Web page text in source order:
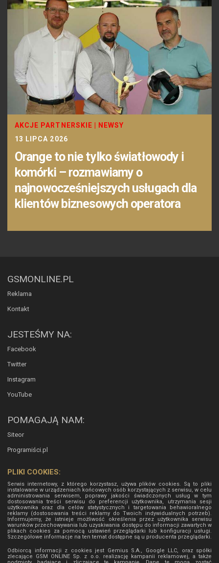
AKCJE PARTNERSKIE
NEWSY
13 LIPCA 2026
Orange to nie tylko światłowody i
komórki – rozmawiamy o
najnowocześniejszych usługach dla
klientów biznesowych operatora
GSMONLINE.PL
Reklama
Kontakt
JESTEŚMY NA:
Facebook
Twitter
Instagram
YouTube
POMAGAJĄ NAM:
Siteor
Programiści.pl
PLIKI COOKIES:
Serwis internetowy, z którego korzystasz, używa plików cookies. Są to pliki
instalowane w urządzeniach końcowych osób korzystających z serwisu, w celu
administrowania serwisem, poprawy jakości świadczonych usług w tym
dostosowania treści serwisu do preferencji użytkownika, utrzymania sesji
użytkownika oraz dla celów statystycznych i targetowania behawioralnego
reklamy (dostosowania treści reklamy do Twoich indywidualnych potrzeb).
Informujemy, że istnieje możliwość określenia przez użytkownika serwisu
warunków przechowywania lub uzyskiwania dostępu do informacji zawartych w
plikach cookies za pomocą ustawień przeglądarki lub konfiguracji usługi.
Szczegółowe informacje na ten temat dostępne są u producenta przeglądarki.
Odbiorcą informacji z cookies jest Gemius S.A., Google LLC, oraz spółki
zlecające GSM ONLINE Sp. z o.o. realizację kampanii reklamowej, a także